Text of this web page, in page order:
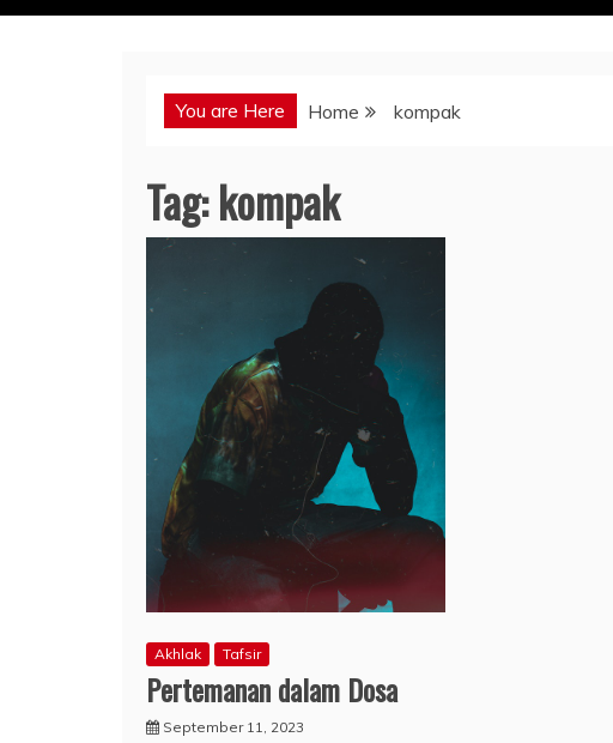
You are Here Home kompak
Tag:kompak
Akhlak Tafsir
Pertemanan dalam Dosa
September 11, 2023